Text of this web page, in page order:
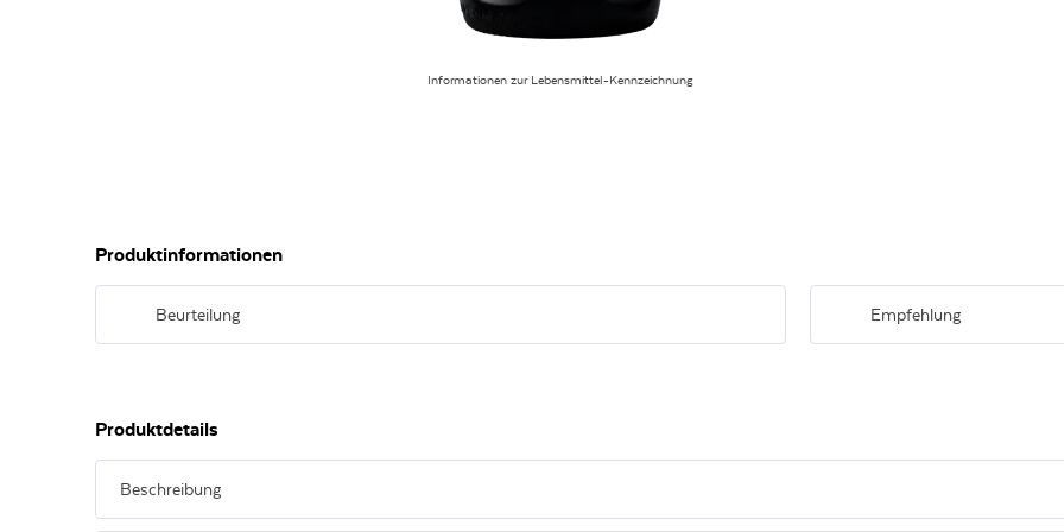
Informationen zur Lebensmittel-Kennzeichnung
Produktinformationen
Beurteilung Empfehlung
Produktdetails
Beschreibung